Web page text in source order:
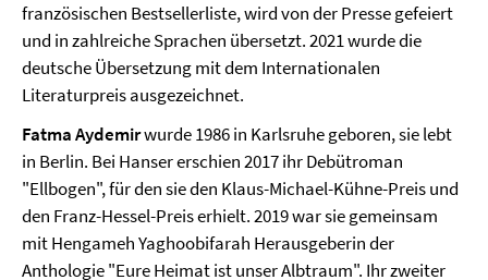
französischen Bestsellerliste, wird von der Presse gefeiert
und in zahlreiche Sprachen übersetzt. 2021 wurde die
deutsche Übersetzung mit dem Internationalen
Literaturpreis ausgezeichnet.
Fatma Aydemirwurde 1986 in Karlsruhe geboren, sie lebt
in Berlin. Bei Hanser erschien 2017 ihr Debütroman
"Ellbogen", für den sie den Klaus-Michael-Kühne-Preis und
den Franz-Hessel-Preis erhielt. 2019 war sie gemeinsam
mit Hengameh Yaghoobifarah Herausgeberin der
Anthologie "Eure Heimat ist unser Albtraum". Ihr zweiter